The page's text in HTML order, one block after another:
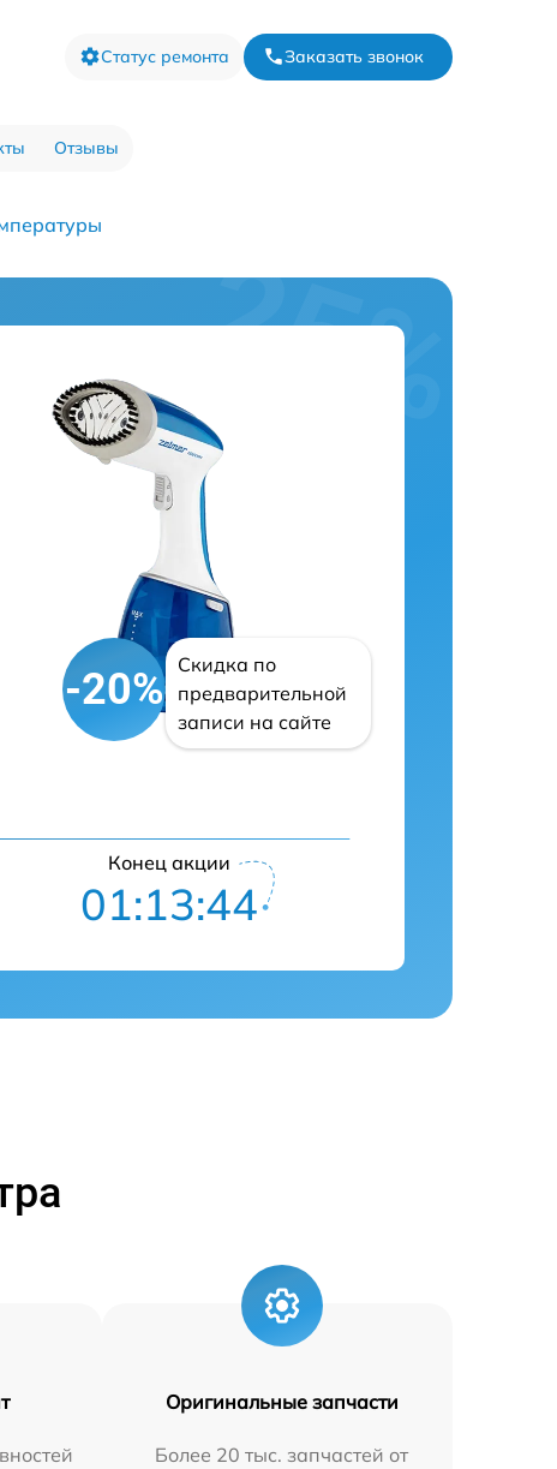
Статус ремонта Заказать звонок
Отзывы
-20%
Скидка по
предварительной
записи на сайте
Конец акции
01:13:43
Оригинальные запчасти
Более 20 тыс. запчастей от